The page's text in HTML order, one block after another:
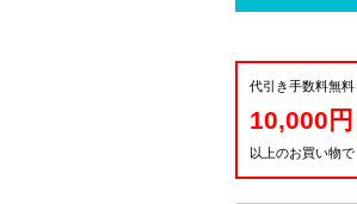
代引き手数料無料
10,000
以上のお買い物で